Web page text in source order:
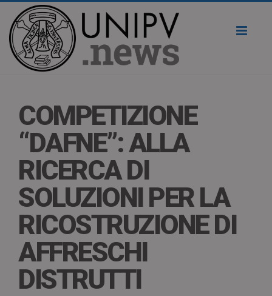
COMPETIZIONE
“DAFNE”: ALLA
RICERCA DI
SOLUZIONI PER LA
RICOSTRUZIONE DI
AFFRESCHI
DISTRUTTI